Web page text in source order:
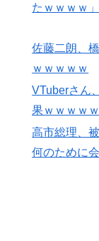
か…
さえ可愛く
たｗｗｗｗ」
佐藤二朗、
ｗｗｗｗｗ
VTuberさん
果ｗｗｗｗ
高市総理、
何のために